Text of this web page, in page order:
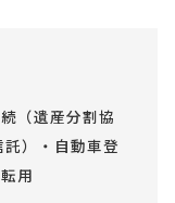
（遺産分割協
）・自動車登
用